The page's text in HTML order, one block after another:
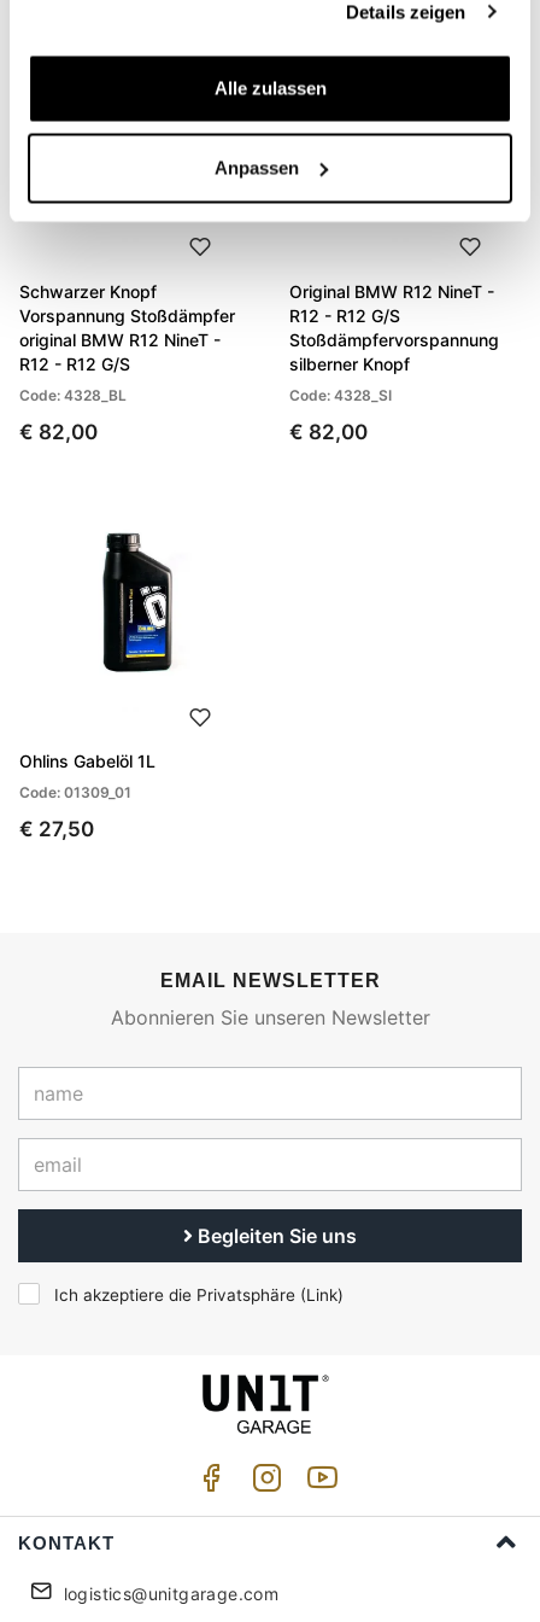
Details zeigen
Alle zulassen
Anpassen
Schwarzer Knopf
Vorspannung Stoßdämpfer
original BMW R12 NineT -
R12 - R12 G/S
Code: 4328_BL
€ 82,00
Original BMW R12 NineT -
R12 - R12 G/S
Stoßdämpfervorspannung
silberner Knopf
Code: 4328_SI
€ 82,00
Ohlins Gabelöl 1L
Code: 01309_01
€ 27,50
EMAIL NEWSLETTER
Abonnieren Sie unseren Newsletter
Begleiten Sie uns
Ich akzeptiere die Privatsphäre (Link)
KONTAKT
logistics@unitgarage.com